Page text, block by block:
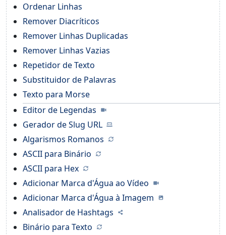
Ordenar Linhas
Remover Diacríticos
Remover Linhas Duplicadas
Remover Linhas Vazias
Repetidor de Texto
Substituidor de Palavras
Texto para Morse
Editor de Legendas
Gerador de Slug URL
Algarismos Romanos
ASCII para Binário
ASCII para Hex
Adicionar Marca d'Água ao Vídeo
Adicionar Marca d'Água à Imagem
Analisador de Hashtags
Binário para Texto